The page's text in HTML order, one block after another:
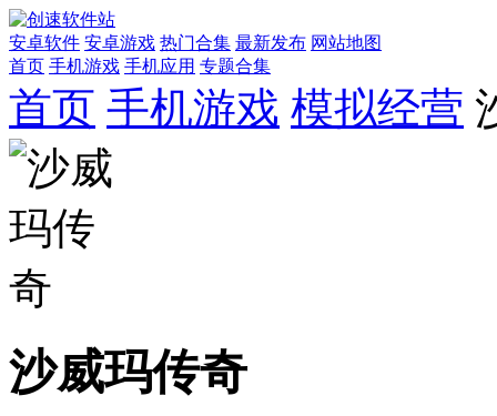
安卓软件 安卓游戏 热门合集 最新发布 网站地图
首页 手机游戏 手机应用 专题合集
首页 手机游戏 模拟经营
沙威玛传奇